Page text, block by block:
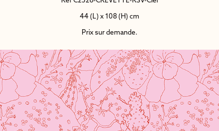
44 (L) x 108 (H) cm
Prix sur demande.